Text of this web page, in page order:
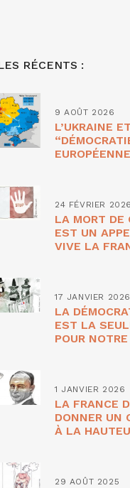
RÉCENTS :
9 AOÛT 2026
L’UKRAINE
24 FÉVRIER 2026
LA MORT DE
EST UN
VIVE LA
17 JANVIER 2026
LA
EST LA
POUR
1 JANVIER 2026
LA FRANCE
DONNER UN
À LA
29 AOÛT 2025